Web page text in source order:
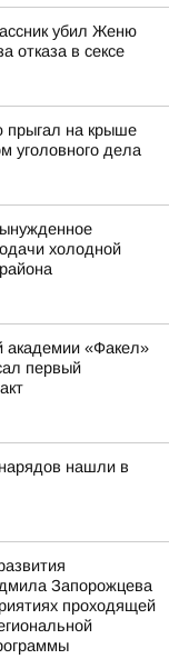
убил Женю
отказа в сексе
прыгал на крыше
уголовного дела
холодной
академии «Факел»
первый
нашли в
Запорожцева
проходящей